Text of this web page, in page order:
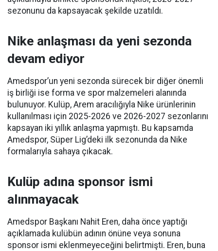
sezonunu da kapsayacak şekilde uzatıldı.
Nike anlaşması da yeni sezonda
devam ediyor
Amedspor’un yeni sezonda sürecek bir diğer önemli
iş birliği ise forma ve spor malzemeleri alanında
bulunuyor. Kulüp, Arem aracılığıyla Nike ürünlerinin
kullanılması için 2025-2026 ve 2026-2027 sezonlarını
kapsayan iki yıllık anlaşma yapmıştı. Bu kapsamda
Amedspor, Süper Lig’deki ilk sezonunda da Nike
formalarıyla sahaya çıkacak.
Kulüp adına sponsor ismi
alınmayacak
Amedspor Başkanı Nahit Eren, daha önce yaptığı
açıklamada kulübün adının önüne veya sonuna
sponsor ismi eklenmeyeceğini belirtmişti. Eren, buna